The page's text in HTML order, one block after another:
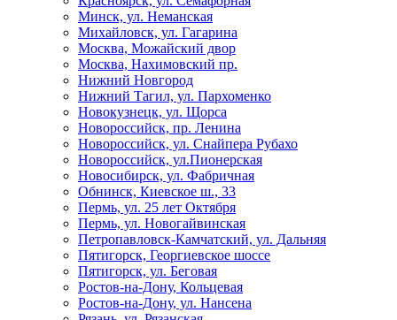
Минск, ул. Неманская
Михайловск, ул. Гагарина
Москва, Можайский двор
Москва, Нахимовский пр.
Нижний Новгород
Нижний Тагил, ул. Пархоменко
Новокузнецк, ул. Щорса
Новороссийск, пр. Ленина
Новороссийск, ул. Снайпера Рубахо
Новороссийск, ул.Пионерская
Новосибирск, ул. Фабричная
Обнинск, Киевское ш., 33
Пермь, ул. 25 лет Октября
Пермь, ул. Новогайвинская
Петропавловск-Камчатский, ул. Дальняя
Пятигорск, Георгиевское шоссе
Пятигорск, ул. Беговая
Ростов-на-Дону, Кольцевая
Ростов-на-Дону, ул. Нансена